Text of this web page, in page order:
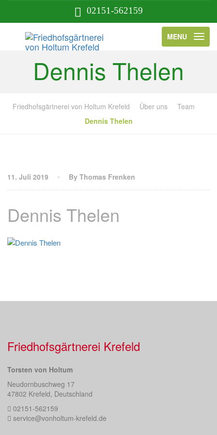
02151-562159
MENU
Dennis Thelen
Friedhofsgärtnerei von Holtum Krefeld Über uns
Team
Dennis Thelen
11. Juli 2019 By Thomas Frenken
Dennis Thelen
Friedhofsgärtnerei Krefeld
Torsten von Holtum
Neudornbuschweg 17
47802 Krefeld, Deutschland
02151-562159
service@vonholtum-krefeld.de